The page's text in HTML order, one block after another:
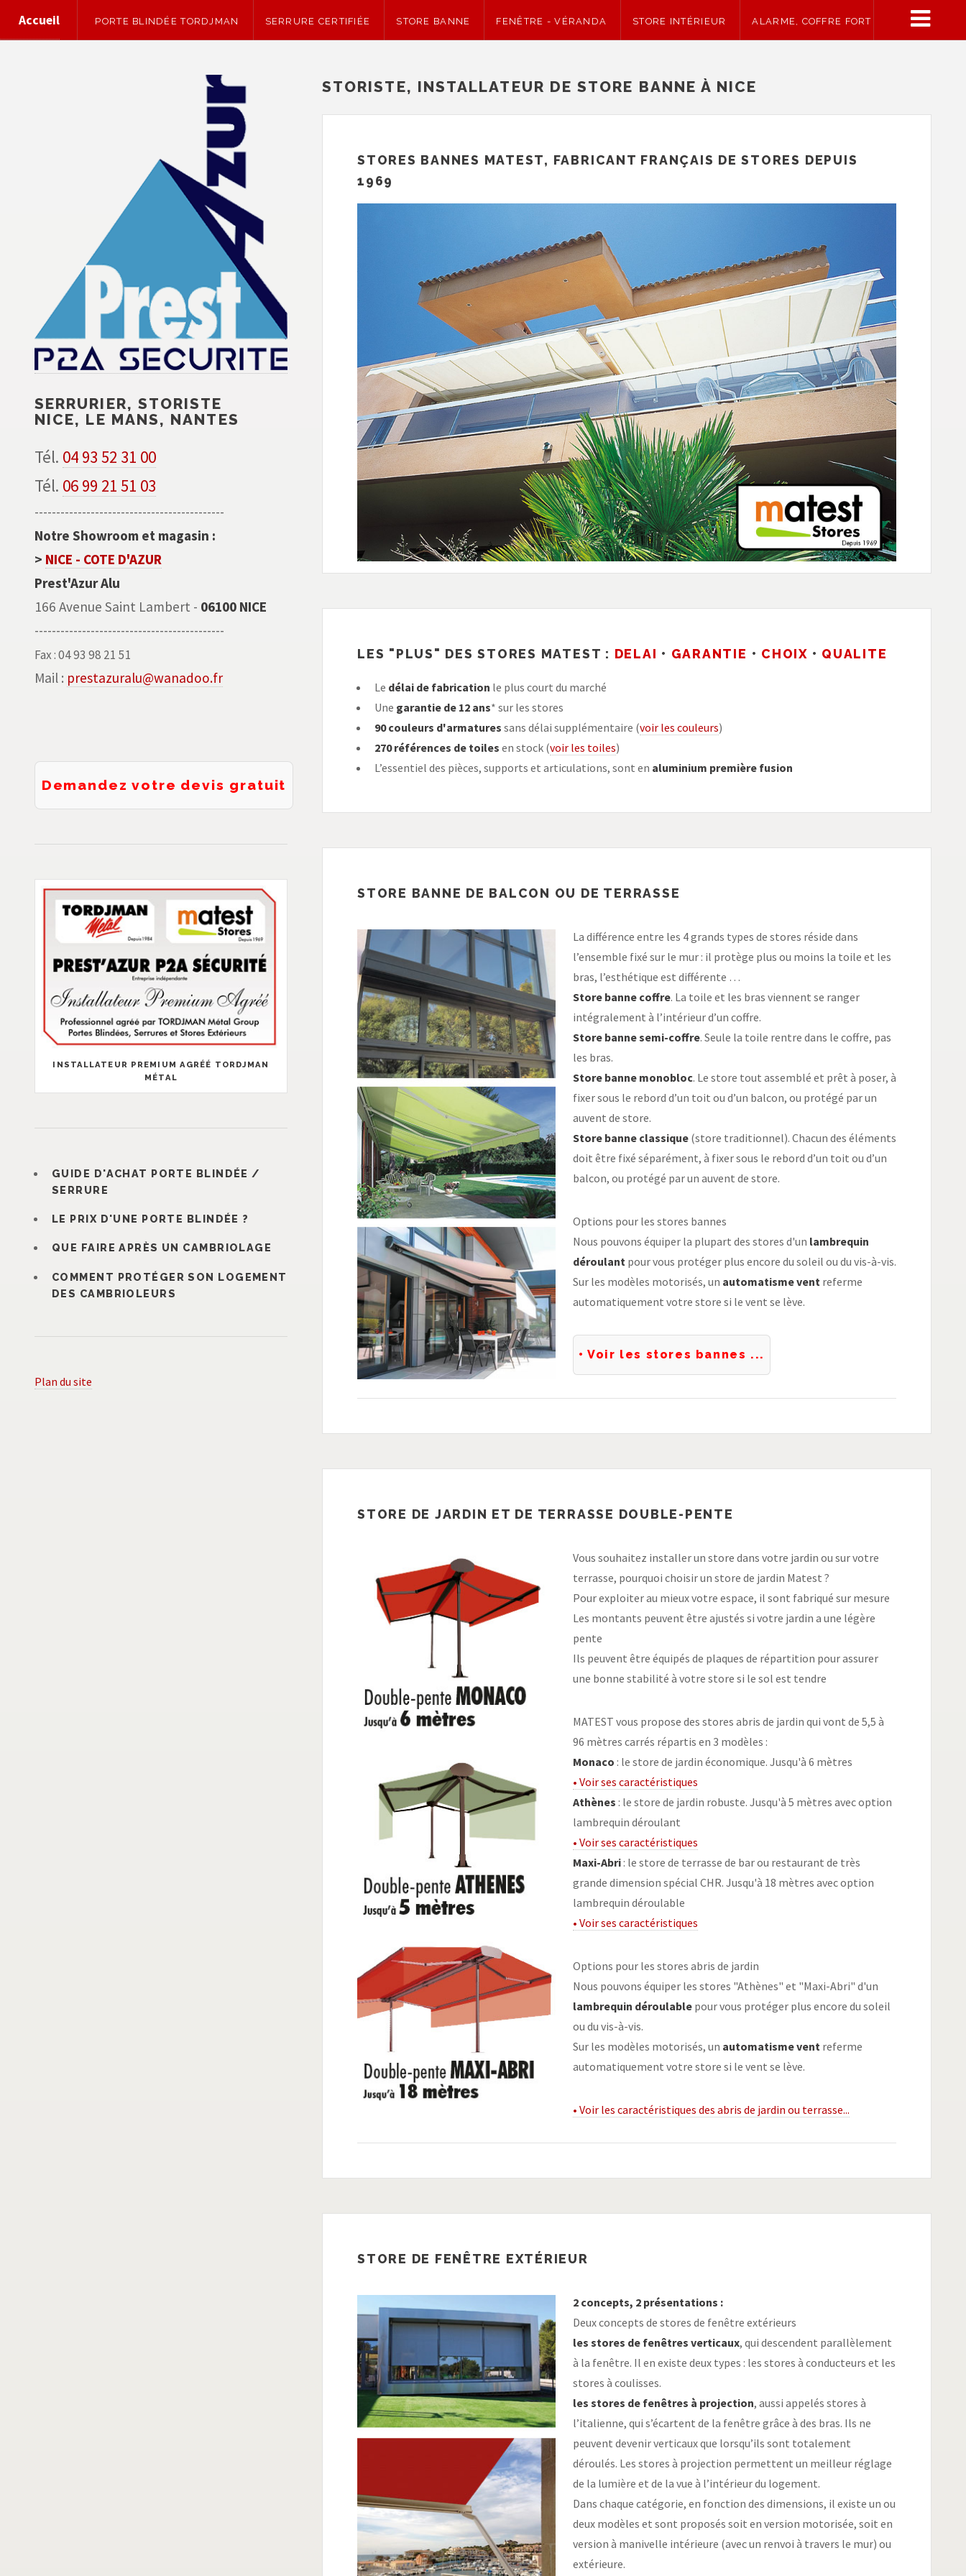
Accueil PORTE BLINDÉE TORDJMAN SERRURE CERTIFIÉE STORE BANNE FENÊTRE - VÉRANDA STORE INTÉRIEUR ALARME, COFFRE FORT
STORISTE, INSTALLATEUR DE STORE BANNE À NICE
STORES BANNES MATEST, FABRICANT FRANÇAIS DE STORES DEPUIS
1969
LES "PLUS" DESSTORES MATEST : DELAI • GARANTIE • CHOIX • QUALITE
Le délai de fabrication le plus court du marché
Une garantie de 12 ans* sur les stores
90 couleurs d'armatures sans délai supplémentaire (voir les couleurs)
270 références de toiles en stock (voir les toiles)
L’essentiel des pièces, supports et articulations, sont en aluminium première fusion
STORE BANNE DE BALCON OU DE TERRASSE
La différence entre les 4 grands types de stores réside dans
l’ensemble fixé sur le mur : il protège plus ou moins la toile et les
bras, l’esthétique est différente …
Store banne coffre. La toile et les bras viennent se ranger
intégralement à l’intérieur d’un coffre.
Store banne semi-coffre. Seule la toile rentre dans le coffre, pas
les bras.
Store banne monobloc. Le store tout assemblé et prêt à poser, à
fixer sous le rebord d’un toit ou d’un balcon, ou protégé par un
auvent de store.
Store banne classique (store traditionnel). Chacun des éléments
doit être fixé séparément, à fixer sous le rebord d’un toit ou d’un
balcon, ou protégé par un auvent de store.
Options pour les stores bannes
Nous pouvons équiper la plupart des stores d'un lambrequin
déroulant pour vous protéger plus encore du soleil ou du vis-à-vis.
Sur les modèles motorisés, un automatisme vent referme
automatiquement votre store si le vent se lève.
• Voir les stores bannes ...
STORE DE JARDIN ET DE TERRASSE DOUBLE-PENTE
Vous souhaitez installer un store dans votre jardin ou sur votre
terrasse, pourquoi choisir un store de jardin Matest ?
Pour exploiter au mieux votre espace, il sont fabriqué sur mesure
Les montants peuvent être ajustés si votre jardin a une légère
pente
Ils peuvent être équipés de plaques de répartition pour assurer
une bonne stabilité à votre store si le sol est tendre
MATEST vous propose des stores abris de jardin qui vont de 5,5 à
96 mètres carrés répartis en 3 modèles :
Monaco : le store de jardin économique. Jusqu'à 6 mètres
• Voir ses caractéristiques
Athènes : le store de jardin robuste. Jusqu'à 5 mètres avec option
lambrequin déroulant
• Voir ses caractéristiques
Maxi-Abri : le store de terrasse de bar ou restaurant de très
grande dimension spécial CHR. Jusqu'à 18 mètres avec option
lambrequin déroulable
• Voir ses caractéristiques
Options pour les stores abris de jardin
Nous pouvons équiper les stores "Athènes" et "Maxi-Abri" d'un
lambrequin déroulable pour vous protéger plus encore du soleil
ou du vis-à-vis.
Sur les modèles motorisés, un automatisme vent referme
automatiquement votre store si le vent se lève.
• Voir les caractéristiques des abris de jardin ou terrasse...
STORE DE FENÊTRE EXTÉRIEUR
2 concepts, 2 présentations :
Deux concepts de stores de fenêtre extérieurs
les stores de fenêtres verticaux, qui descendent parallèlement
à la fenêtre. Il en existe deux types : les stores à conducteurs et les
stores à coulisses.
les stores de fenêtres à projection, aussi appelés stores à
l’italienne, qui s’écartent de la fenêtre grâce à des bras. Ils ne
peuvent devenir verticaux que lorsqu’ils sont totalement
déroulés. Les stores à projection permettent un meilleur réglage
de la lumière et de la vue à l’intérieur du logement.
Dans chaque catégorie, en fonction des dimensions, il existe un ou
deux modèles et sont proposés soit en version motorisée, soit en
version à manivelle intérieure (avec un renvoi à travers le mur) ou
extérieure.
SERRURIER, STORISTE
NICE, LE MANS, NANTES
Tél. 04 93 52 31 00
Tél. 06 99 21 51 03
--------------------------------------------
Notre Showroom et magasin :
> NICE - COTE D'AZUR
Prest'Azur Alu
166 Avenue Saint Lambert - 06100 NICE
--------------------------------------------
Fax : 04 93 98 21 51
Mail : prestazuralu@wanadoo.fr
Demandez votre devis gratuit
INSTALLATEUR PREMIUM AGRÉÉ TORDJMAN
MÉTAL
GUIDE D'ACHAT PORTE BLINDÉE /
SERRURE
LE PRIX D'UNE PORTE BLINDÉE ?
QUE FAIRE APRÈS UN CAMBRIOLAGE
COMMENT PROTÉGER SON LOGEMENT
DES CAMBRIOLEURS
Plan du site